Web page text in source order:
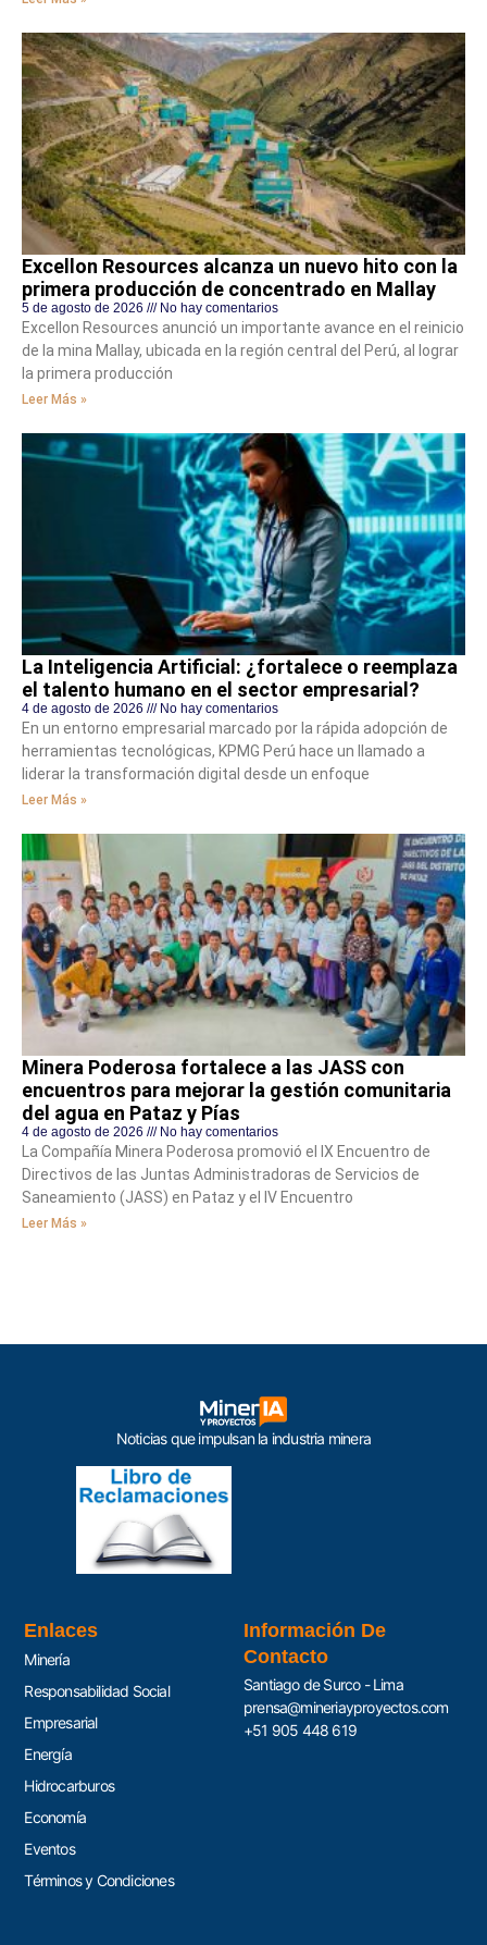
Excellon Resources alcanza un nuevo hito con la
primera producción de concentrado en Mallay
5 de agosto de 2026 No hay comentarios
Excellon Resources anunció un importante avance en el reinicio
de la mina Mallay, ubicada en la región central del Perú, al lograr
la primera producción
Leer Más »
La Inteligencia Artificial: ¿fortalece o reemplaza
el talento humano en el sector empresarial?
4 de agosto de 2026 No hay comentarios
En un entorno empresarial marcado por la rápida adopción de
herramientas tecnológicas, KPMG Perú hace un llamado a
liderar la transformación digital desde un enfoque
Leer Más »
Minera Poderosa fortalece a las JASS con
encuentros para mejorar la gestión comunitaria
del agua en Pataz y Pías
4 de agosto de 2026 No hay comentarios
La Compañía Minera Poderosa promovió el IX Encuentro de
Directivos de las Juntas Administradoras de Servicios de
Saneamiento (JASS) en Pataz y el IV Encuentro
Leer Más »
Noticias que impulsan la industria minera
Enlaces
Minería
Responsabilidad Social
Empresarial
Energía
Hidrocarburos
Economía
Eventos
Términos y Condiciones
Información De
Contacto
Santiago de Surco - Lima
prensa@mineriayproyectos.com
+51 905 448 619